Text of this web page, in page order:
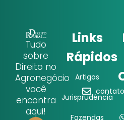
Tudo
sobre
Direito no
Agronegócio
você
encontra
aqui!
Links
Rápidos
Artigos
Jurisprudência
Fazendas